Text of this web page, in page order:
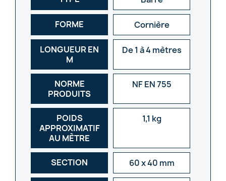
FORME Cornière
LONGUEUR EN
M
De 1 à 4 mètres
NORME
PRODUITS
NF EN 755
POIDS
APPROXIMATIF
AU MÈTRE
1,1 kg
SECTION 60 x 40 mm